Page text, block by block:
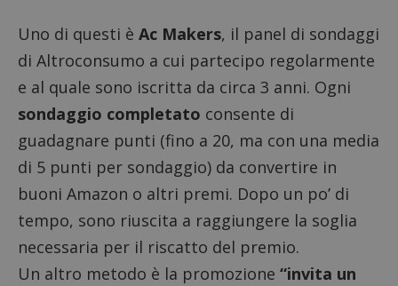
Uno di questi è Ac Makers, il panel di sondaggi
di Altroconsumo a cui partecipo regolarmente
e al quale sono iscritta da circa 3 anni. Ogni
sondaggio completato consente di
guadagnare punti (fino a 20, ma con una media
di 5 punti per sondaggio) da convertire in
buoni Amazon o altri premi. Dopo un po’ di
tempo, sono riuscita a raggiungere la soglia
necessaria per il riscatto del premio.
Un altro metodo è la promozione “invita un